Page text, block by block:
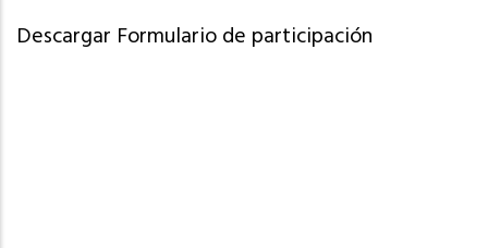
Descargar Formulario de participación